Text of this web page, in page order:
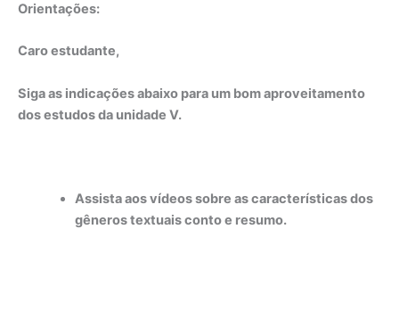
Orientações:
Caro estudante,
Siga as indicações abaixo para um bom aproveitamento
dos estudos da unidade V.
Assista aos vídeos sobre as características dos
gêneros textuais conto e resumo.